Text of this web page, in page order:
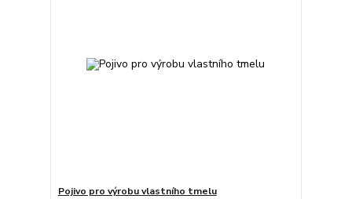
Pojivo pro výrobu vlastního tmelu